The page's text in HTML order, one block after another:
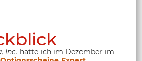
Inc. hatte ich im Dezember im